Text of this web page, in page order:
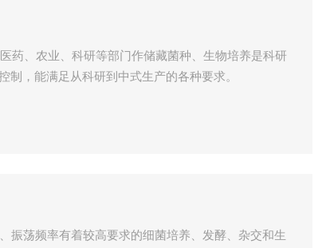
药、农业、科研等部门作储藏菌种、生物培养是科研
，能满足从科研到中式生产的各种要求。
振荡频率有着较高要求的细菌培养、发酵、杂交和生